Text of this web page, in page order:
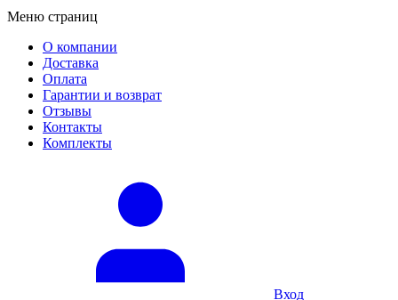
Меню страниц
О компании
Доставка
Оплата
Гарантии и возврат
Отзывы
Контакты
Комплекты
Вход